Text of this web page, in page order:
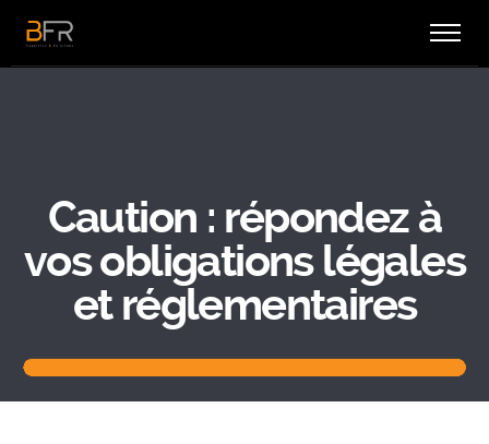
Caution : répondez à
vos obligations légales
et réglementaires